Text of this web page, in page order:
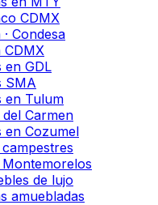
CDMX
· Condesa
CDMX
en GDL
SMA
en Tulum
del Carmen
en Cozumel
Montemorelos
de lujo
amuebladas